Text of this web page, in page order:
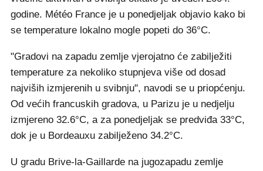
godine. Météo France je u ponedjeljak objavio kako bi
se temperature lokalno mogle popeti do 36°C.
"Gradovi na zapadu zemlje vjerojatno će zabilježiti
temperature za nekoliko stupnjeva više od dosad
najviših izmjerenih u svibnju", navodi se u priopćenju.
Od većih francuskih gradova, u Parizu je u nedjelju
izmjereno 32.6°C, a za ponedjeljak se predviđa 33°C,
dok je u Bordeauxu zabilježeno 34.2°C.
U gradu Brive-la-Gaillarde na jugozapadu zemlje